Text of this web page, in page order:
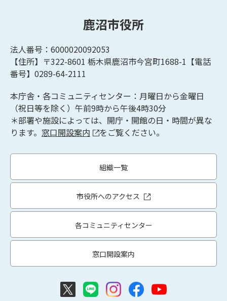
鹿沼市役所
法人番号：6000020092053
【住所】〒322-8601 栃木県鹿沼市今宮町1688-1【電話
番号】0289-64-2111
本庁舎・各コミュニティセンター：月曜日から金曜日
（祝日等を除く）午前9時から午後4時30分
＊部署や施設によっては、開庁・開館の日・時間が異な
ります。 窓口開設案内 をご覧ください。
組織一覧
市役所へのアクセス
各コミュニティセンター
窓口開設案内